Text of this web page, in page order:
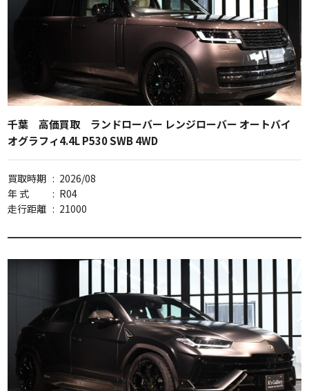
千葉 高価買取 ランドローバー レンジローバー オートバイ
オグラフィ4.4L P530 SWB 4WD
買取時期 : 2026/08
年 式
: R04
走行距離 : 21000